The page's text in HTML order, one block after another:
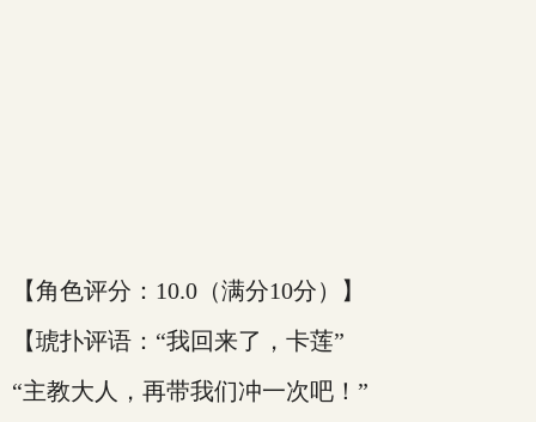
【角色评分：10.0（满分10分）】
【琥扑评语：“我回来了，卡莲”
“主教大人，再带我们冲一次吧！”